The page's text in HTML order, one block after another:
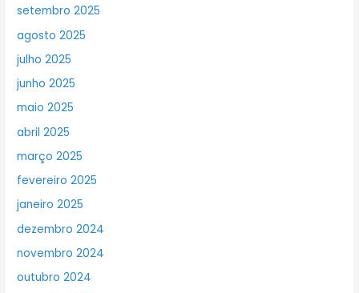
setembro 2025
agosto 2025
julho 2025
junho 2025
maio 2025
abril 2025
março 2025
fevereiro 2025
janeiro 2025
dezembro 2024
novembro 2024
outubro 2024